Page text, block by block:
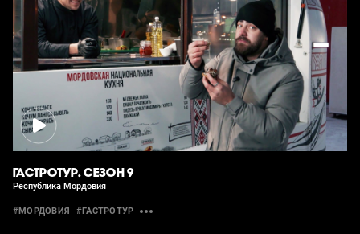
ГАСТРОТУР. СЕЗОН 9
Республика Мордовия
#МОРДОВИЯ #ГАСТРОТУР